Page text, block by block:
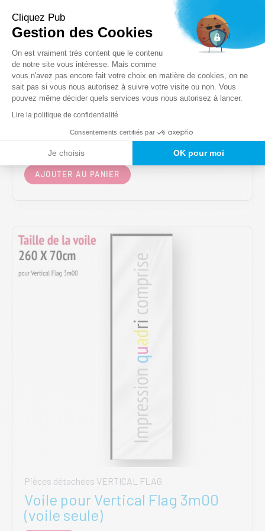
Cliquez Pub
Gestion des Cookies
Plateforme de Gestion du
On est vraiment très content que le contenu
de notre site vous intéresse. Mais comme
vous n'avez pas encore fait votre choix en matière de cookies, on ne
sait pas si vous nous autorisez à suivre votre visite ou non. Vous
pouvez même décider quels services vous nous autorisez à lancer.
Lire la politique de confidentialité
Consentements certifiés par
Je choisis OK pour moi
Axeptio consent
Voile pour Vertical Flag 2m10
(voile seule)
52,00€ HT
AJOUTER AU PANIER
Ce
produit
Les
peuvent
être
choisies
sur
page
du
produit
Pièces détachées VERTICAL FLAG
Voile pour Vertical Flag 3m00
(voile seule)